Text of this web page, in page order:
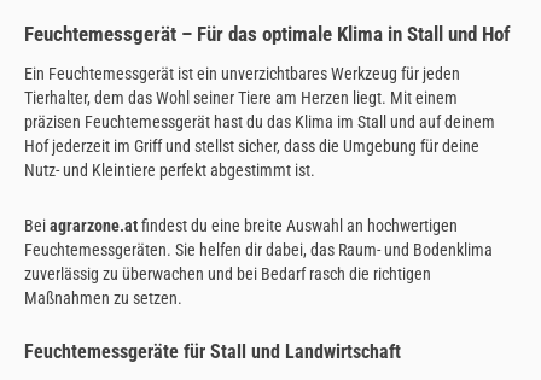
Feuchtemessgerät – Für das optimale Klima in Stall und Hof
Ein Feuchtemessgerät ist ein unverzichtbares Werkzeug für jeden
Tierhalter, dem das Wohl seiner Tiere am Herzen liegt. Mit einem
präzisen Feuchtemessgerät hast du das Klima im Stall und auf deinem
Hof jederzeit im Griff und stellst sicher, dass die Umgebung für deine
Nutz- und Kleintiere perfekt abgestimmt ist.
Beiagrarzone.atfindest du eine breite Auswahl an hochwertigen
Feuchtemessgeräten. Sie helfen dir dabei, das Raum- und Bodenklima
zuverlässig zu überwachen und bei Bedarf rasch die richtigen
Maßnahmen zu setzen.
Feuchtemessgeräte für Stall und Landwirtschaft